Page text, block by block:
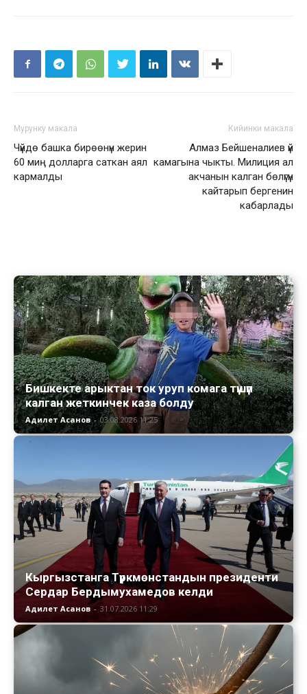
Мурунку макала
Чүйдө башка бирөөнүн жерин
60 миң долларга саткан аял
кармалды
Кийинки макала
Алмаз Бейшеналиев үй
камагына чыкты. Милиция ал
акчанын калган бөлүгүн
кайтарып бергенин
кабарлады
Бишкекте арыктан ток уруп комага түшүп
калган жеткинчек каза болду
Адилет Асанов - 03.08.2026 11:25
Кыргызстанга Түркмөнстандын президенти
Сердар Бердымухамедов келди
Адилет Асанов - 31.07.2026 11:29